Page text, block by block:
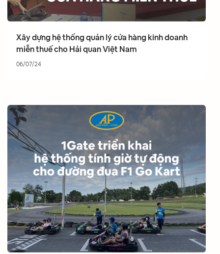
Xây dựng hệ thống quản lý cửa hàng kinh doanh
miễn thuế cho Hải quan Việt Nam
06/07/24